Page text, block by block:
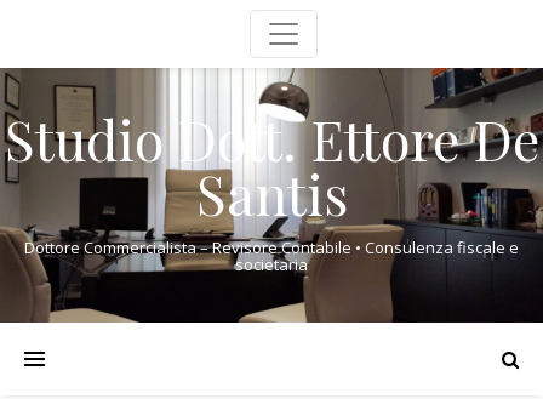
Studio Dott. Ettore De
Santis
Dottore Commercialista – Revisore Contabile • Consulenza fiscale e
societaria